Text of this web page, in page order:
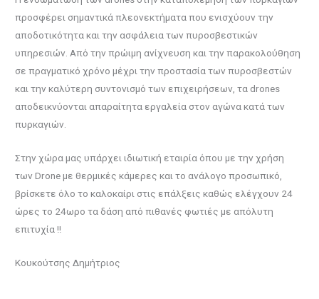
προσφέρει σημαντικά πλεονεκτήματα που ενισχύουν την
αποδοτικότητα και την ασφάλεια των πυροσβεστικών
υπηρεσιών. Από την πρώιμη ανίχνευση και την παρακολούθηση
σε πραγματικό χρόνο μέχρι την προστασία των πυροσβεστών
και την καλύτερη συντονισμό των επιχειρήσεων, τα drones
αποδεικνύονται απαραίτητα εργαλεία στον αγώνα κατά των
πυρκαγιών.
Στην χώρα μας υπάρχει ιδιωτική εταιρία όπου με την χρήση
των Drone με θερμικές κάμερες και το ανάλογο προσωπικό,
βρίσκετε όλο το καλοκαίρι στις επάλξεις καθώς ελέγχουν 24
ώρες το 24ωρο τα δάση από πιθανές φωτιές με απόλυτη
επιτυχία !!
Κουκούτσης Δημήτριος